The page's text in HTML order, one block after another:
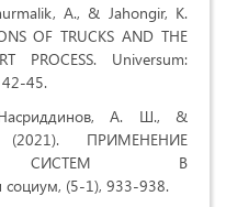
A., & Jahongir, K.
OF TRUCKS AND THE
PROCESS. Universum:
42-45.
А. Ш., &
ПРИМЕНЕНИЕ
СИСТЕМ В
(5-1), 933-938.